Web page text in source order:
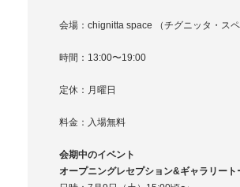
会場：chignitta space （チグニッタ・スペ
時間：13:00〜19:00
定休：月曜日
料金：入場無料
会期中のイベント
オープニングレセプション&ギャラリート